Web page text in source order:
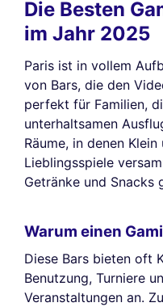
Die Besten
im Jahr 2025
Paris ist in vollem
von Bars, die den
perfekt für Familien,
unterhaltsamen
Räume, in denen
Lieblingsspiele
Getränke und Snacks
Warum einen
Diese Bars bieten oft
Benutzung, Turniere
Veranstaltungen an.